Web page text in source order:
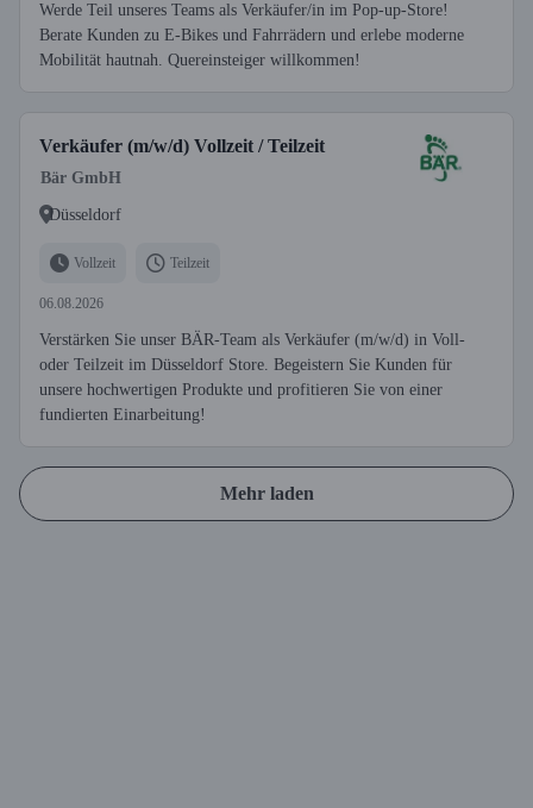
Werde Teil unseres Teams als Verkäufer/in im Pop-up-Store!
Berate Kunden zu E-Bikes und Fahrrädern und erlebe moderne
Mobilität hautnah. Quereinsteiger willkommen!
Verkäufer (m/w/d) Vollzeit / Teilzeit
Bär GmbH
Düsseldorf
Vollzeit Teilzeit
06.08.2026
Verstärken Sie unser BÄR-Team als Verkäufer (m/w/d) in Voll-
oder Teilzeit im Düsseldorf Store. Begeistern Sie Kunden für
unsere hochwertigen Produkte und profitieren Sie von einer
fundierten Einarbeitung!
Mehr laden